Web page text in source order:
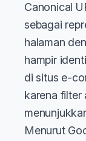
Canonical
sebagai
halaman
hampir
di situs e-
karena filter
Menurut